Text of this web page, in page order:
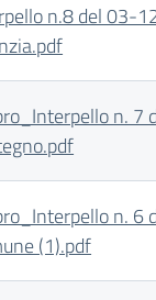
n.8 del 03-
n.
n.
(1).pdf